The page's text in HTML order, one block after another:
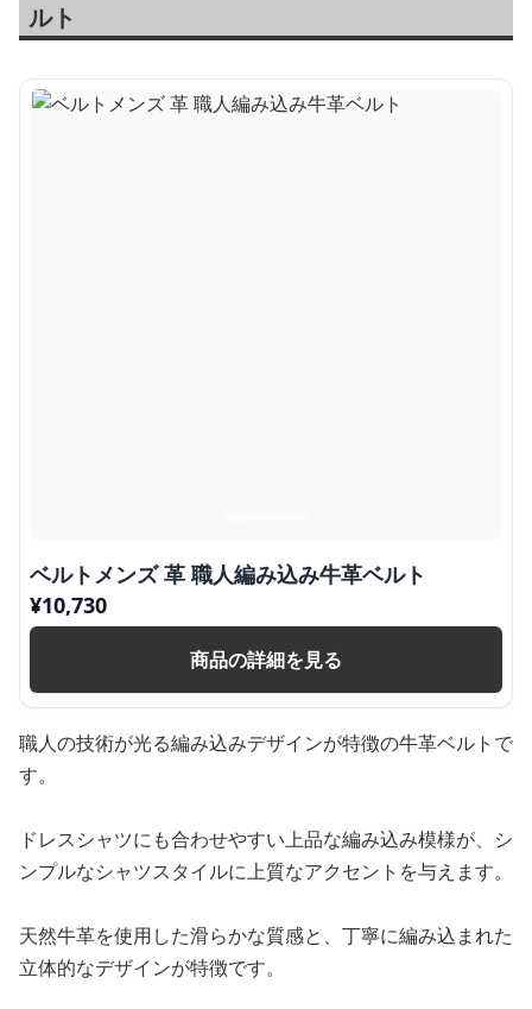
ルト
ベルトメンズ 革 職人編み込み牛革ベルト
¥10,730
商品の詳細を見る
職人の技術が光る編み込みデザインが特徴の牛革ベルトで
す。
ドレスシャツにも合わせやすい上品な編み込み模様が、シ
ンプルなシャツスタイルに上質なアクセントを与えます。
天然牛革を使用した滑らかな質感と、丁寧に編み込まれた
立体的なデザインが特徴です。